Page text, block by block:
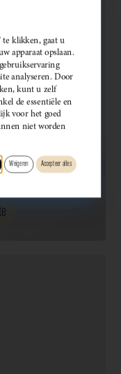
te klikken, gaat u
apparaat opslaan.
analyseren. Door
kunt u zelf
de essentiële en
voor het goed
niet worden
Weigeren Accepteer alles